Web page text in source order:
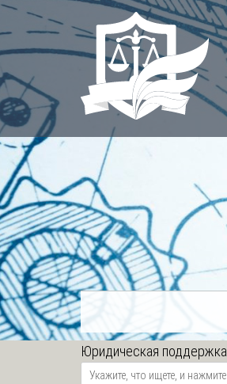
Skip
to
content
Юридическая поддержка